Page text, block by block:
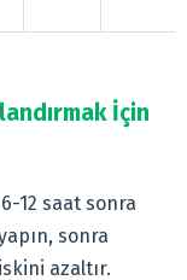
İçin
12 saat sonra
sonra
azaltır.